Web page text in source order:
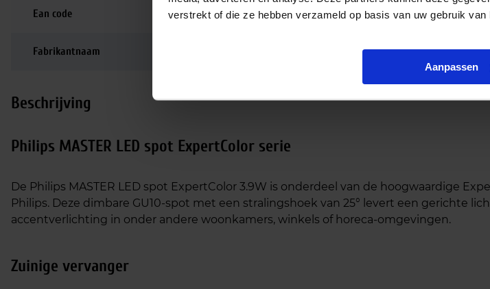
verstrekt of die ze hebben verzameld op basis van uw gebruik van
Aanpassen
Ean code 8718696707517
Fabrikantnaam MAS LED ExpertColor 3.9-35W GU10 930 25D
Beschrijving
Philips MASTER LED spot ExpertColor serie
De Philips MASTER LED spot ExpertColor 3.9W is onderdeel van de hoogwaardige
Philips. Deze dimbare GU10‑spot met een stralingshoek van 25° levert een gerichte
accentverlichting in onder andere woonkamers, winkels of horeca‑omgevingen.
Zuinige vervanger